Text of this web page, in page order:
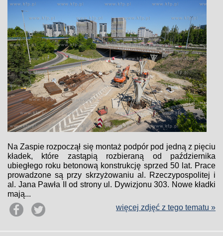
Na Zaspie rozpoczął się montaż podpór pod jedną z pięciu
kładek, które zastąpią rozbieraną od października
ubiegłego roku betonową konstrukcję sprzed 50 lat. Prace
prowadzone są przy skrzyżowaniu al. Rzeczypospolitej i
al. Jana Pawła II od strony ul. Dywizjonu 303. Nowe kładki
mają...
więcej zdjęć z tego tematu »